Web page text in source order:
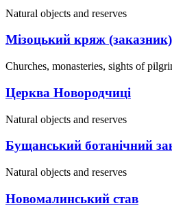
Natural objects and reserves
Мізоцький кряж (заказник)
Churches, monasteries, sights of
Церква Новородчиці
Natural objects and reserves
Бущанський ботанічний
Natural objects and reserves
Новомалинський став